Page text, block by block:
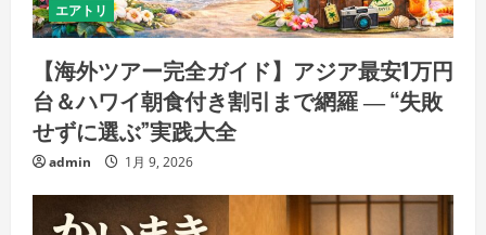
エアトリ
【海外ツアー完全ガイド】アジア最安1万円
台＆ハワイ朝食付き割引まで網羅 ― “失敗
せずに選ぶ”実践大全
admin 1月 9, 2026